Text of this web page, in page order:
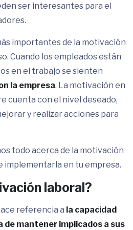
ser interesantes para el
importantes de la motivación
Cuando los empleados están
en el trabajo se sienten
la empresa. La motivación en
cuenta con el nivel deseado,
y realizar acciones para
todo acerca de la motivación
implementarla en tu empresa.
laboral?
referencia a la capacidad
de mantener implicados a sus